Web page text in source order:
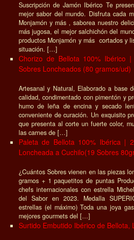
Suscripción de Jamón Ibérico Te
mejor sabor del mundo. Disfruta cada
Monjamón y más , saborea nuestro
más jugosa, el mejor salchichón del
productos Monjamón y más cortados y
situación. […]
Chorizo de Bellota 100% Ibérico
Sobres Loncheados (80 gramos/ud)
Artesanal y Natural, Elaborado a base
calidad, condimentado con pimentón y
humo de leña de encina y secado
conveniente de curación. Un exquisito
que presenta al corte un fuerte color,
las carnes de […]
Paleta de Bellota 100% Ibérica |
Loncheada a Cuchilo(19 Sobres
¿Cuántos Sobres vienen en las piezas
gramos + 1 paquetitos de puntas
chefs internacionales con estrella
del Sabor en 2023. Medalla
estrellas (el máximo) Toda una joya
mejores gourmets del […]
Surtido Embutido Ibérico de Bellota,